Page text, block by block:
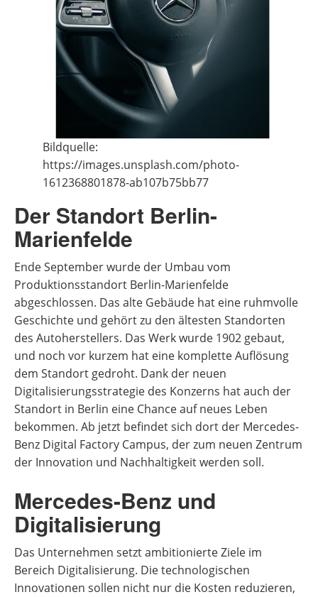
Bildquelle:
https://images.unsplash.com/photo-
1612368801878-ab107b75bb77
Der Standort Berlin-
Marienfelde
Ende September wurde der Umbau vom
Produktionsstandort Berlin-Marienfelde
abgeschlossen. Das alte Gebäude hat eine ruhmvolle
Geschichte und gehört zu den ältesten Standorten
des Autoherstellers. Das Werk wurde 1902 gebaut,
und noch vor kurzem hat eine komplette Auflösung
dem Standort gedroht. Dank der neuen
Digitalisierungsstrategie des Konzerns hat auch der
Standort in Berlin eine Chance auf neues Leben
bekommen. Ab jetzt befindet sich dort der Mercedes-
Benz Digital Factory Campus, der zum neuen Zentrum
der Innovation und Nachhaltigkeit werden soll.
Mercedes-Benz und
Digitalisierung
Das Unternehmen setzt ambitionierte Ziele im
Bereich Digitalisierung. Die technologischen
Innovationen sollen nicht nur die Kosten reduzieren,